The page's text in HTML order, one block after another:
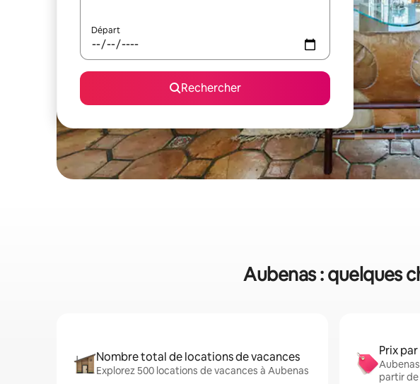
Départ
Rechercher
Aubenas : quelques
Nombre total de locations de vacances
Explorez 500 locations de vacances à Aubenas
Prix
partir de